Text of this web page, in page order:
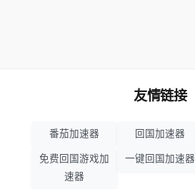
友情链接
番茄加速器 回国加速器
免费回国游戏加
速器
一键回国加速器